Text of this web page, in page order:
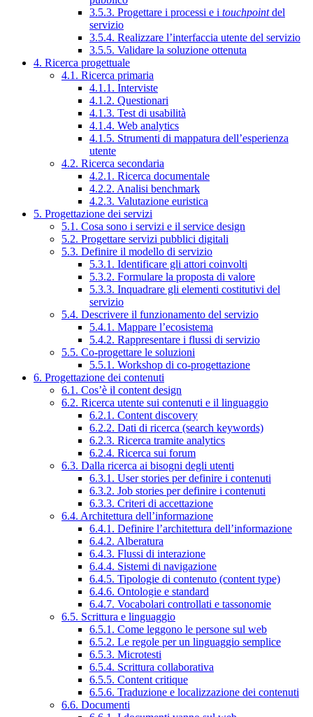
3.5.3. Progettare i processi e i touchpointdel
servizio
3.5.4. Realizzare l’interfaccia utente del servizio
3.5.5. Validare la soluzione ottenuta
4. Ricerca progettuale
4.1. Ricerca primaria
4.1.1. Interviste
4.1.2. Questionari
4.1.3. Test di usabilità
4.1.4. Web analytics
4.1.5. Strumenti di mappatura dell’esperienza
utente
4.2. Ricerca secondaria
4.2.1. Ricerca documentale
4.2.2. Analisi benchmark
4.2.3. Valutazione euristica
5. Progettazione dei servizi
5.1. Cosa sono i servizi e il service design
5.2. Progettare servizi pubblici digitali
5.3. Definire il modello di servizio
5.3.1. Identificare gli attori coinvolti
5.3.2. Formulare la proposta di valore
5.3.3. Inquadrare gli elementi costitutivi del
servizio
5.4. Descrivere il funzionamento del servizio
5.4.1. Mappare l’ecosistema
5.4.2. Rappresentare i flussi di servizio
5.5. Co-progettare le soluzioni
5.5.1. Workshop di co-progettazione
6. Progettazione dei contenuti
6.1. Cos’è il content design
6.2. Ricerca utente sui contenuti e il linguaggio
6.2.1. Content discovery
6.2.2. Dati di ricerca (search keywords)
6.2.3. Ricerca tramite analytics
6.2.4. Ricerca sui forum
6.3. Dalla ricerca ai bisogni degli utenti
6.3.1. User stories per definire i contenuti
6.3.2. Job stories per definire i contenuti
6.3.3. Criteri di accettazione
6.4. Architettura dell’informazione
6.4.1. Definire l’architettura dell’informazione
6.4.2. Alberatura
6.4.3. Flussi di interazione
6.4.4. Sistemi di navigazione
6.4.5. Tipologie di contenuto (content type)
6.4.6. Ontologie e standard
6.4.7. Vocabolari controllati e tassonomie
6.5. Scrittura e linguaggio
6.5.1. Come leggono le persone sul web
6.5.2. Le regole per un linguaggio semplice
6.5.3. Microtesti
6.5.4. Scrittura collaborativa
6.5.5. Content critique
6.5.6. Traduzione e localizzazione dei contenuti
6.6. Documenti